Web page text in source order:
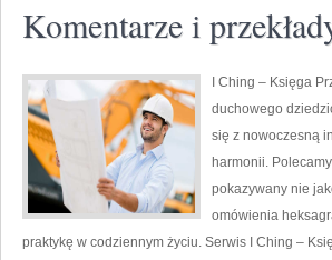
Komentarze i
I Ching – Księga
duchowego
się z nowoczesną
harmonii.
pokazywany nie
omówienia
praktykę w codziennym życiu. Serwis I Ching –